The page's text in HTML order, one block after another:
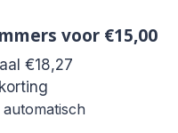
voor €15,00
€18,27